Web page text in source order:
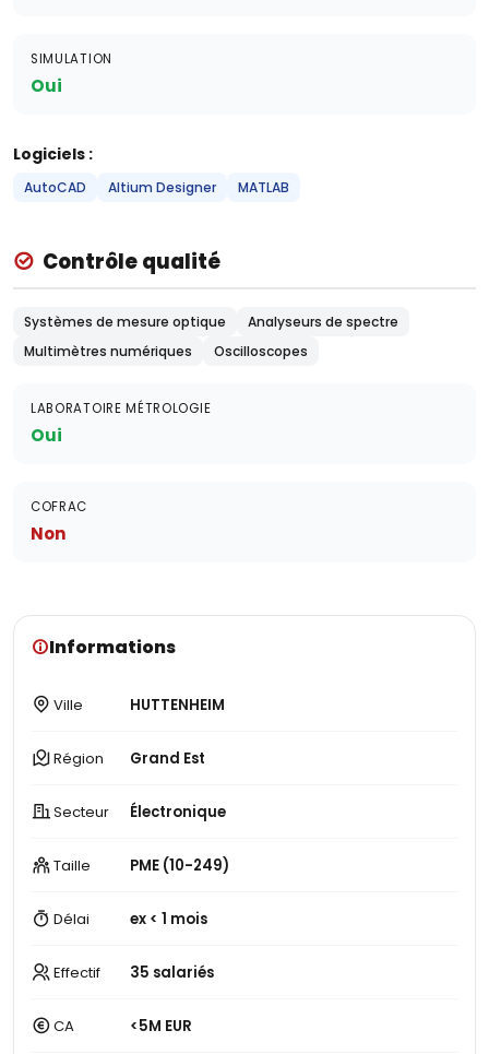
SIMULATION
Oui
Logiciels :
AutoCAD Altium Designer MATLAB
Contrôle qualité
Systèmes de mesure optique
Analyseurs de spectre
Multimètres numériques
Oscilloscopes
LABORATOIRE MÉTROLOGIE
Oui
COFRAC
Non
Informations
Ville HUTTENHEIM
Région Grand Est
Secteur Électronique
Taille PME (10-249)
Délai ex < 1 mois
Effectif 35 salariés
CA <5M EUR